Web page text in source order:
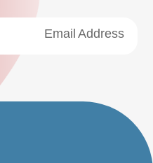
خبرنامه
جامع